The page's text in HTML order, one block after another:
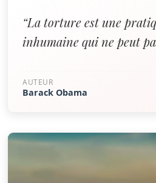
“La torture est une
inhumaine qui ne peut
AUTEUR
Barack Obama